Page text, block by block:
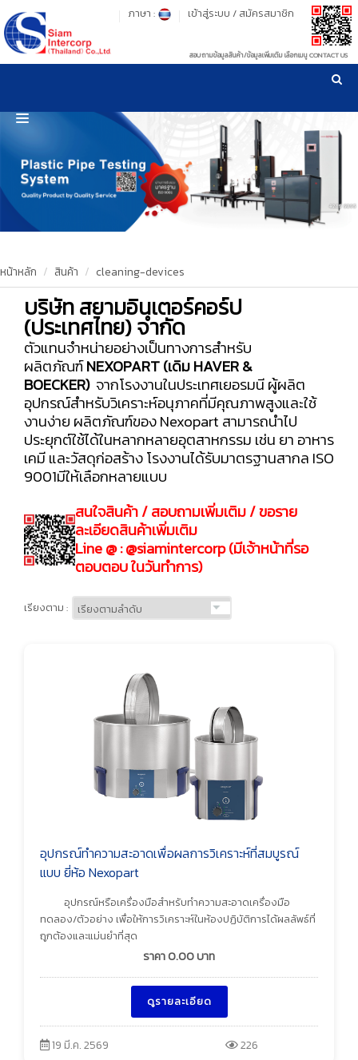
รู้ลึก รู้จริง เรื่องเครื่องมือทดสอบวัสดุ ! ยืน 1 เรื่องมาตรฐานการให้บริการ
เข้าสู่ระบบ / สมัครสมาชิก
ภาษา :
สอบถามข้อมูลสินค้า/ข้อมูลเพิ่มเติม เลือกเมนู CONTACT US
HOME
PRODUCT
OUR CLIENTS
OUR WORKS
CALIBRATION
CONTACT US
หน้าหลัก สินค้า cleaning-devices
บริษัท สยามอินเตอร์คอร์ป
(ประเทศไทย) จำกัด
ตัวแทนจำหน่ายอย่างเป็นทางการสำหรับ
ผลิตภัณฑ์NEXOPART (เดิม HAVER &
BOECKER) จากโรงงานในประเทศเยอรมนี ผู้ผลิต
อุปกรณ์สำหรับวิเคราะห์อนุภาคที่มีคุณภาพสูงและใช้
งานง่าย ผลิตภัณฑ์ของ Nexopart สามารถนำไป
ประยุกต์ใช้ได้ในหลากหลายอุตสาหกรรม เช่น ยา อาหาร
เคมี และวัสดุก่อสร้าง โรงงานได้รับมาตรฐานสากล ISO
9001มีให้เลือกหลายแบบ
สนใจสินค้า / สอบถามเพิ่มเติม / ขอราย
ละเอียดสินค้าเพิ่มเติม
Line @ : @siamintercorp (มีเจ้าหน้าที่รอ
ตอบตอบ ในวันทำการ)
เรียงตาม :
อุปกรณ์ทำความสะอาดเพื่อผลการวิเคราะห์ที่สมบูรณ์
แบบ ยี่ห้อ Nexopart
อุปกรณ์หรือเครื่องมือสำหรับทำความสะอาดเครื่องมือ
ทดลอง/ตัวอย่าง เพื่อให้การวิเคราะห์ในห้องปฏิบัติการได้ผลลัพธ์ที่
ถูกต้องและแม่นยำที่สุด
ราคา0.00บาท
ดูรายละเอียด
19 มี.ค. 2569 226